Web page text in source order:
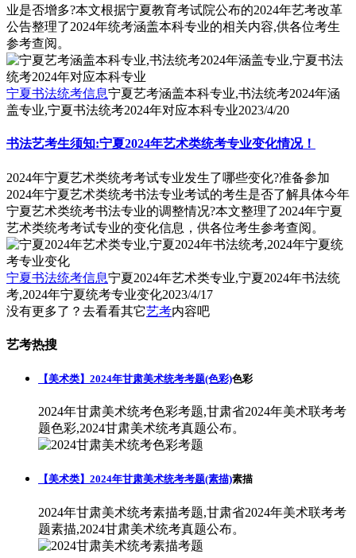
业是否增多?本文根据宁夏教育考试院公布的2024年艺考改革
公告整理了2024年统考涵盖本科专业的相关内容,供各位考生
参考查阅。
宁夏书法统考信息宁夏艺考涵盖本科专业,书法统考2024年涵
盖专业,宁夏书法统考2024年对应本科专业2023/4/20
书法艺考生须知:宁夏2024年艺术类统考专业变化情况！
2024年宁夏艺术类统考考试专业发生了哪些变化?准备参加
2024年宁夏艺术类统考书法专业考试的考生是否了解具体今年
宁夏艺术类统考书法专业的调整情况?本文整理了2024年宁夏
艺术类统考考试专业的变化信息，供各位考生参考查阅。
宁夏书法统考信息宁夏2024年艺术类专业,宁夏2024年书法统
考,2024年宁夏统考专业变化2023/4/17
没有更多了？去看看其它艺考内容吧
艺考热搜
【美术类】2024年甘肃美术统考考题(色彩)色彩
2024年甘肃美术统考色彩考题,甘肃省2024年美术联考考
题色彩,2024甘肃美术统考真题公布。
【美术类】2024年甘肃美术统考考题(素描)素描
2024年甘肃美术统考素描考题,甘肃省2024年美术联考考
题素描,2024甘肃美术统考真题公布。